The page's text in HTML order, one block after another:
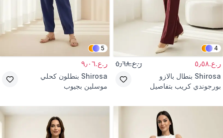
4
ر.ع.٥٫٥٨ ر.ع.٥٫٦٨
Shirosa بنطال بالازو
بورجوندي كريب بتفاصيل
5
ر.ع.٩٫٠٦
Shirosa بنطلون كحلي
موسلين بجيوب